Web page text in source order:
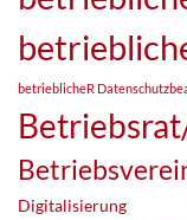
betrieblicheR
Digitalisierung